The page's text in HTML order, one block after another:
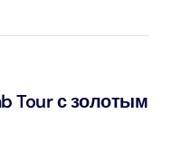
Tour с золотым